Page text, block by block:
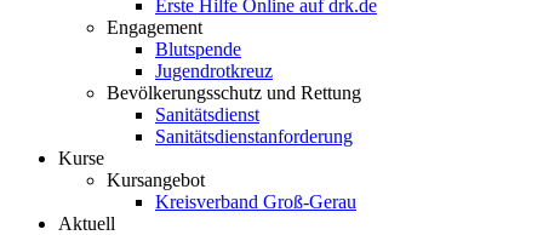
Erste Hilfe Online auf drk.de
Engagement
Blutspende
Jugendrotkreuz
Bevölkerungsschutz und Rettung
Sanitätsdienst
Sanitätsdienstanforderung
Kurse
Kursangebot
Kreisverband Groß-Gerau
Aktuell